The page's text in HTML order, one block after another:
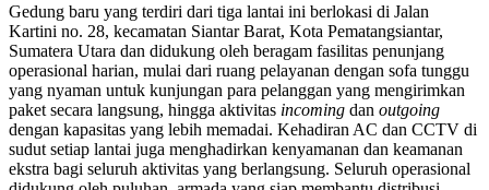
Gedung baru yang terdiri dari tiga lantai ini berlokasi di Jalan
Kartini no. 28, kecamatan Siantar Barat, Kota Pematangsiantar,
Sumatera Utara dan didukung oleh beragam fasilitas penunjang
operasional harian, mulai dari ruang pelayanan dengan sofa tunggu
yang nyaman untuk kunjungan para pelanggan yang mengirimkan
paket secara langsung, hingga aktivitas incoming dan outgoing
dengan kapasitas yang lebih memadai. Kehadiran AC dan CCTV di
sudut setiap lantai juga menghadirkan kenyamanan dan keamanan
ekstra bagi seluruh aktivitas yang berlangsung. Seluruh operasional